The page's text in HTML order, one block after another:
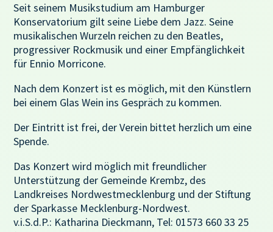
Seit seinem Musikstudium am Hamburger
Konservatorium gilt seine Liebe dem Jazz. Seine
musikalischen Wurzeln reichen zu den Beatles,
progressiver Rockmusik und einer Empfänglichkeit
für Ennio Morricone.
Nach dem Konzert ist es möglich, mit den Künstlern
bei einem Glas Wein ins Gespräch zu kommen.
Der Eintritt ist frei, der Verein bittet herzlich um eine
Spende.
Das Konzert wird möglich mit freundlicher
Unterstützung der Gemeinde Krembz, des
Landkreises Nordwestmecklenburg und der Stiftung
der Sparkasse Mecklenburg-Nordwest.
v.i.S.d.P.: Katharina Dieckmann, Tel: 01573 660 33 25